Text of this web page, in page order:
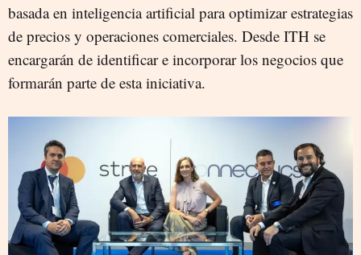
basada en inteligencia artificial para optimizar estrategias
de precios y operaciones comerciales. Desde ITH se
encargarán de identificar e incorporar los negocios que
formarán parte de esta iniciativa.